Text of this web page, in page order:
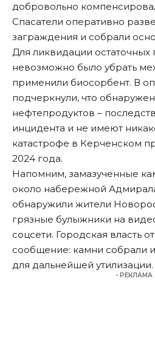
добровольно
Спасатели оперативно
заграждения и собрали
Для ликвидации остаточных
невозможно было убрать
применили биосорбент. В
подчеркнули, что
нефтепродуктов –
инцидента и не имеют
катастрофе в Керченском
2024 года.
Напомним, замазученные
около набережной
обнаружили жители
грязные булыжники на
соцсети. Городская власть
сообщение: камни собрали
для дальнейшей утилизации.
- РЕКЛАМА